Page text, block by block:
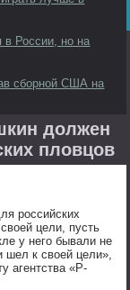
России, но на
сборной США на
должен
пловцов
российских
цели, пусть
у него бывали не
шел к своей цели»,
агентства «Р-